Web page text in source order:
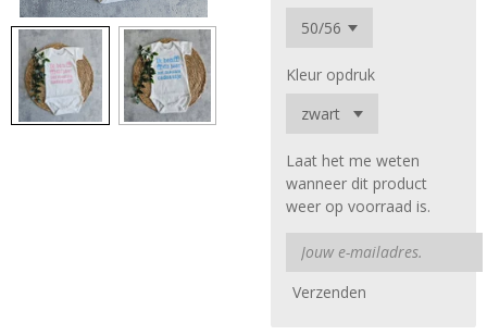
Kleur opdruk
Laat het me weten
wanneer dit product
weer op voorraad is.
Verzenden